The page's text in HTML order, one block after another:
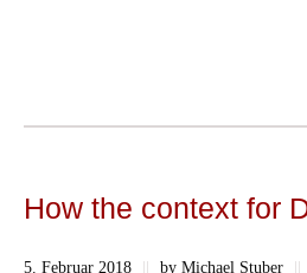
How the context for
5. Februar 2018 || by Michael Stuber ||